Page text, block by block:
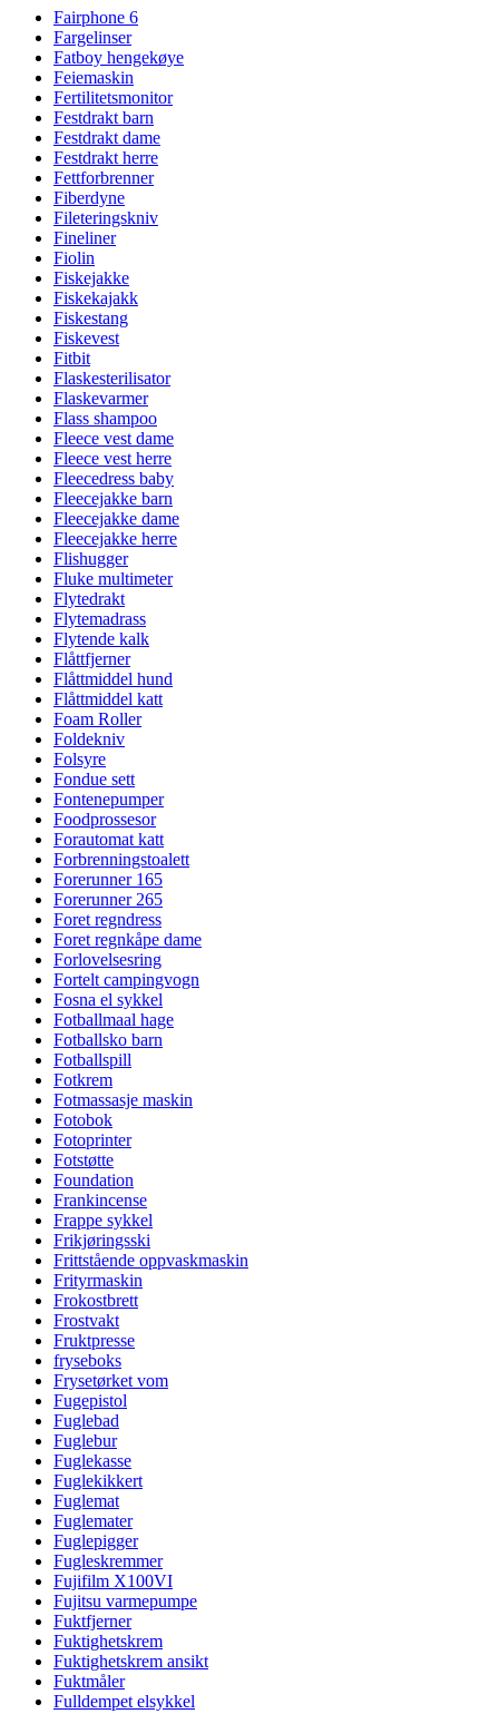
Fairphone 6
Fargelinser
Fatboy hengekøye
Feiemaskin
Fertilitetsmonitor
Festdrakt barn
Festdrakt dame
Festdrakt herre
Fettforbrenner
Fiberdyne
Fileteringskniv
Fineliner
Fiolin
Fiskejakke
Fiskekajakk
Fiskestang
Fiskevest
Fitbit
Flaskesterilisator
Flaskevarmer
Flass shampoo
Fleece vest dame
Fleece vest herre
Fleecedress baby
Fleecejakke barn
Fleecejakke dame
Fleecejakke herre
Flishugger
Fluke multimeter
Flytedrakt
Flytemadrass
Flytende kalk
Flåttfjerner
Flåttmiddel hund
Flåttmiddel katt
Foam Roller
Foldekniv
Folsyre
Fondue sett
Fontenepumper
Foodprossesor
Forautomat katt
Forbrenningstoalett
Forerunner 165
Forerunner 265
Foret regndress
Foret regnkåpe dame
Forlovelsesring
Fortelt campingvogn
Fosna el sykkel
Fotballmaal hage
Fotballsko barn
Fotballspill
Fotkrem
Fotmassasje maskin
Fotobok
Fotoprinter
Fotstøtte
Foundation
Frankincense
Frappe sykkel
Frikjøringsski
Frittstående oppvaskmaskin
Frityrmaskin
Frokostbrett
Frostvakt
Fruktpresse
fryseboks
Frysetørket vom
Fugepistol
Fuglebad
Fuglebur
Fuglekasse
Fuglekikkert
Fuglemat
Fuglemater
Fuglepigger
Fugleskremmer
Fujifilm X100VI
Fujitsu varmepumpe
Fuktfjerner
Fuktighetskrem
Fuktighetskrem ansikt
Fuktmåler
Fulldempet elsykkel